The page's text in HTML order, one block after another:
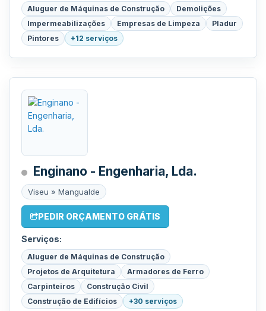
Aluguer de Máquinas de Construção
Demolições
Impermeabilizações
Empresas de Limpeza
Pladur
Pintores
+12 serviços
Enginano - Engenharia, Lda.
Viseu » Mangualde
PEDIR ORÇAMENTO GRÁTIS
Serviços:
Aluguer de Máquinas de Construção
Projetos de Arquitetura
Armadores de Ferro
Carpinteiros
Construção Civil
Construção de Edifícios
+30 serviços